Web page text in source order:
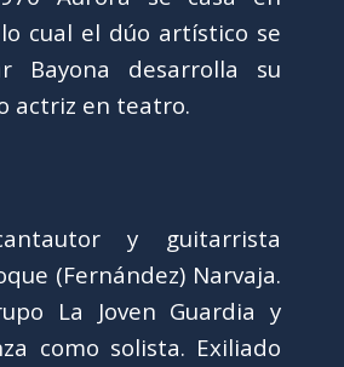
cual el dúo artístico se
Bayona desarrolla su
actriz en teatro.
y guitarrista
(Fernández) Narvaja.
La Joven Guardia y
como solista. Exiliado